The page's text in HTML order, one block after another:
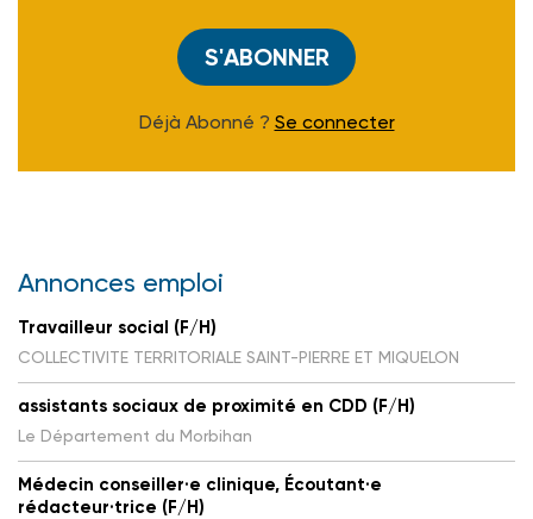
S'ABONNER
Déjà Abonné ? Se connecter
Annonces emploi
Travailleur social (F/H)
COLLECTIVITE TERRITORIALE SAINT-PIERRE ET MIQUELON
assistants sociaux de proximité en CDD (F/H)
Le Département du Morbihan
Médecin conseiller·e clinique, Écoutant·e
rédacteur·trice (F/H)